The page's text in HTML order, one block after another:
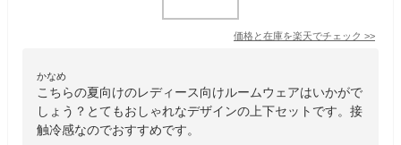
価格と在庫を楽天でチェック >>
かなめ
こちらの夏向けのレディース向けルームウェアはいかがで
しょう？とてもおしゃれなデザインの上下セットです。接
触冷感なのでおすすめです。